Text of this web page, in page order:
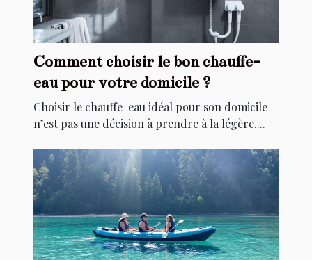
Comment choisir le bon chauffe-
eau pour votre domicile ?
Choisir le chauffe-eau idéal pour son domicile
n’est pas une décision à prendre à la légère....